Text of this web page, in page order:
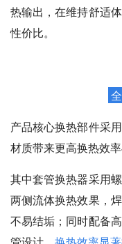
热输出，在维持舒适
性价比。
产品核心换热部件采
材质带来更高换热效率
其中套管换热器采用
两侧流体换热效果，
不易结垢；同时配备